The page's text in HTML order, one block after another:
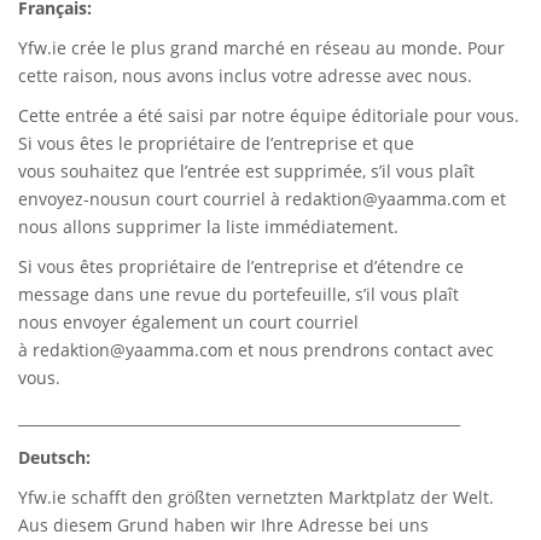
Français:
Yfw.ie crée le plus grand marché en réseau au monde. Pour
cette raison, nous avons inclus votre adresse avec nous.
Cette entrée a été saisi par notre équipe éditoriale pour vous.
Si vous êtes le propriétaire de l’entreprise et que
vous souhaitez que l’entrée est supprimée, s’il vous plaît
envoyez-nousun court courriel à redaktion@yaamma.com et
nous allons supprimer la liste immédiatement.
Si vous êtes propriétaire de l’entreprise et d’étendre ce
message dans une revue du portefeuille, s’il vous plaît
nous envoyer également un court courriel
à redaktion@yaamma.com et nous prendrons contact avec
vous.
Deutsch:
Yfw.ie schafft den größten vernetzten Marktplatz der Welt.
Aus diesem Grund haben wir Ihre Adresse bei uns